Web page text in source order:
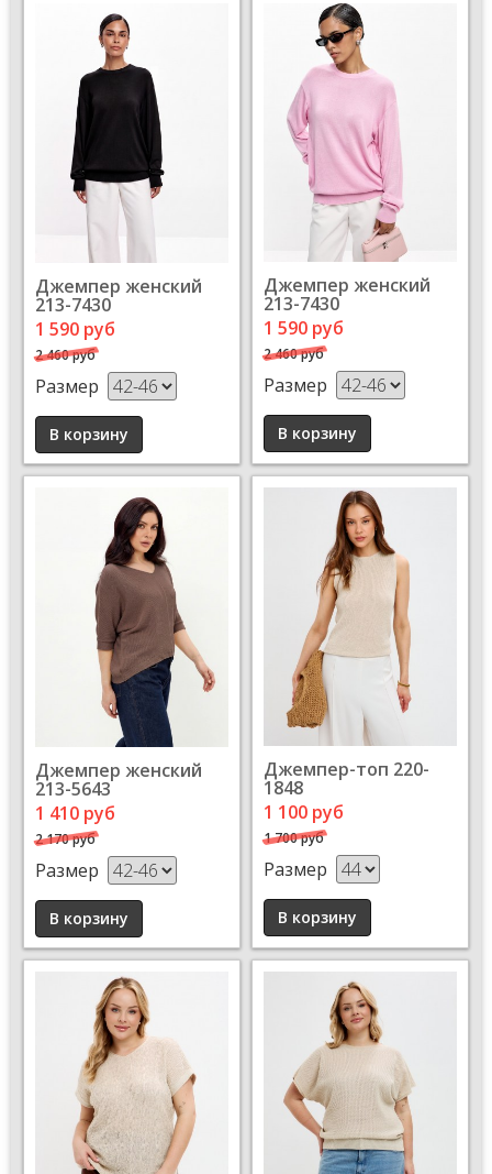
Джемпер женский
213-7430
1 590 руб
2 460 руб
Размер
Джемпер женский
213-7430
1 590 руб
2 460 руб
Размер
Джемпер женский
213-5643
1 410 руб
2 170 руб
Размер
Джемпер-топ 220-
1848
1 100 руб
1 700 руб
Размер